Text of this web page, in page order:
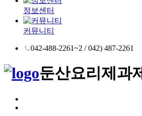
정보센터
커뮤니티
042-488-2261~2 / 042) 487-2261
둔산요리제과